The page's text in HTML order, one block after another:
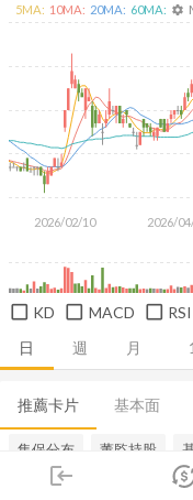
login
市場
日 週 月
2026/02/10 2026/
5MA: 10MA: 20MA: 60MA: settings
KD MACD RSI
推薦卡片 基本面
集保分布 董監持股